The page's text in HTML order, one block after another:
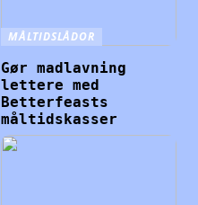
MÅLTIDSLÅDOR
Gør madlavning
lettere med
Betterfeasts
måltidskasser